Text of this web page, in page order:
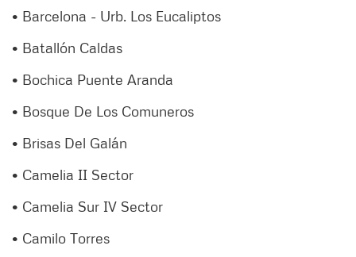
• Barcelona - Urb. Los Eucaliptos
• Batallón Caldas
• Bochica Puente Aranda
• Bosque De Los Comuneros
• Brisas Del Galán
• Camelia II Sector
• Camelia Sur IV Sector
• Camilo Torres